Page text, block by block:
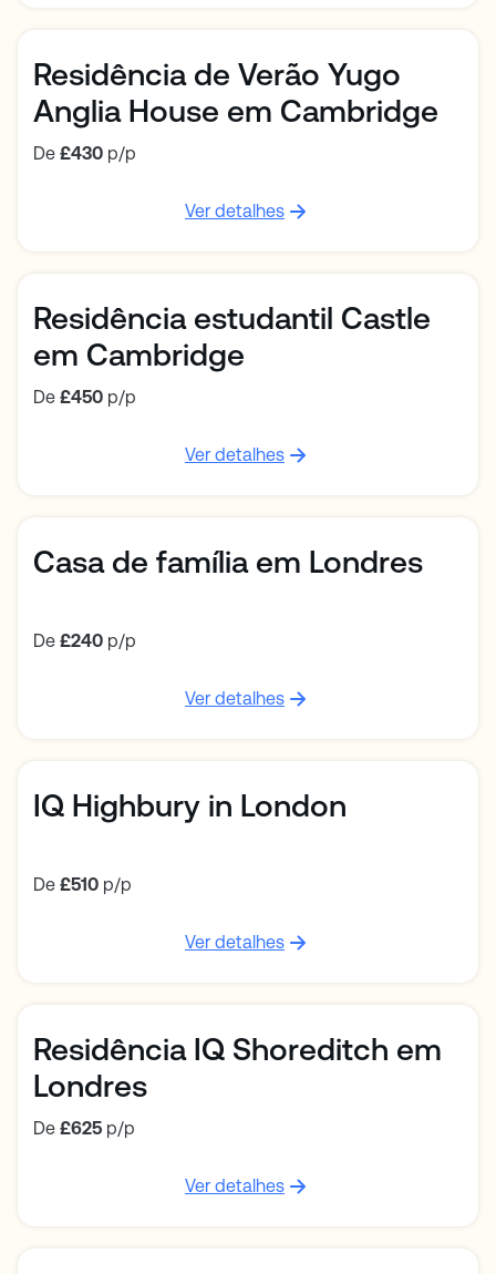
Residência de Verão Yugo
Anglia House em Cambridge
De £430 p/p
Ver detalhes
Residência estudantil Castle
em Cambridge
De £450 p/p
Ver detalhes
Casa de família em Londres
De £240 p/p
Ver detalhes
IQ Highbury in London
De £510 p/p
Ver detalhes
Residência IQ Shoreditch em
Londres
De £625 p/p
Ver detalhes